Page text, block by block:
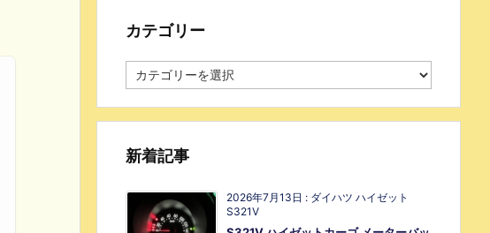
カテゴリー
新着記事
2026年7月13日 : ダイハツ ハイゼット
S321V